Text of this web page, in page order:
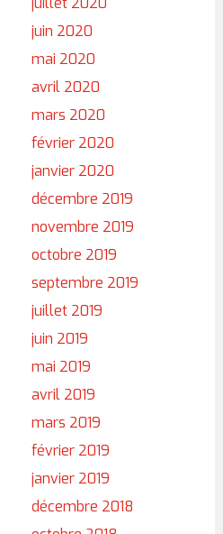
juin 2020
mai 2020
avril 2020
mars 2020
février 2020
janvier 2020
décembre 2019
novembre 2019
octobre 2019
septembre 2019
juillet 2019
juin 2019
mai 2019
avril 2019
mars 2019
février 2019
janvier 2019
décembre 2018